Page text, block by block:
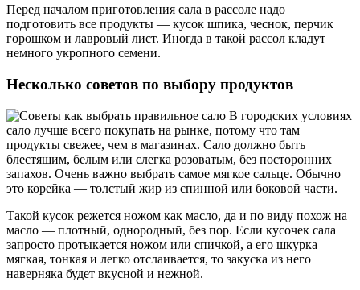
Перед началом приготовления сала в рассоле надо
подготовить все продукты — кусок шпика, чеснок, перчик
горошком и лавровый лист. Иногда в такой рассол кладут
немного укропного семени.
Несколько советов по выбору продуктов
В городских условиях
сало лучше всего покупать на рынке, потому что там
продукты свежее, чем в магазинах. Сало должно быть
блестящим, белым или слегка розоватым, без посторонних
запахов. Очень важно выбрать самое мягкое сальце. Обычно
это корейка — толстый жир из спинной или боковой части.
Такой кусок режется ножом как масло, да и по виду похож на
масло — плотный, однородный, без пор. Если кусочек сала
запросто протыкается ножом или спичкой, а его шкурка
мягкая, тонкая и легко отслаивается, то закуска из него
наверняка будет вкусной и нежной.